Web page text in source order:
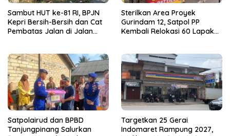
Sambut HUT ke-81 RI, BPJN
Kepri Bersih-Bersih dan Cat
Pembatas Jalan di Jalan
Sterilkan Area Proyek
Gurindam 12, Satpol PP
Kembali Relokasi 60 Lapak
Satpolairud dan BPBD
Tanjungpinang Salurkan
Targetkan 25 Gerai
Indomaret Rampung 2027,